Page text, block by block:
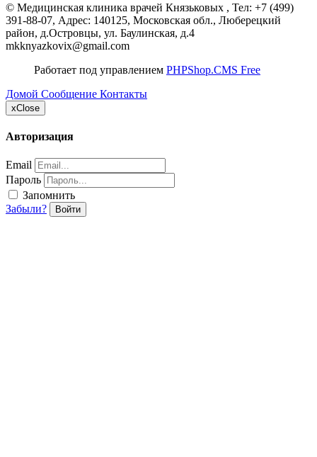
© Медицинская клиника врачей Князьковых , Тел: +7 (499)
391-88-07, Адрес: 140125, Московская обл., Люберецкий
район, д.Островцы, ул. Баулинская, д.4
mkknyazkovix@gmail.com
Работает под управлением PHPShop.CMS Free
Домой Сообщение Контакты
xClose
Авторизация
Email
Пароль
Запомнить
Забыли?
Войти